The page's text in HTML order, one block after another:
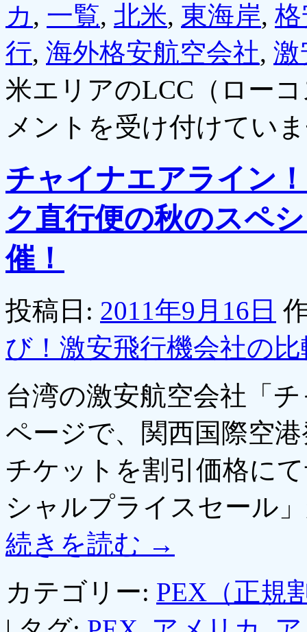
カ , 一覧, 北米, 東海岸,
行, 海外格安航空会社, 激
米エリアのLCC（ロー
メントを受け付けてい
チャイナエアライン
ク直行便の秋のスペ
催！
投稿日: 2011年9月16日
び！激安飛行機会社の
台湾の激安航空会社「
ページで、関西国際空
チケットを割引価格に
シャルプライスセール
続きを読む →
カテゴリー: PEX（正規